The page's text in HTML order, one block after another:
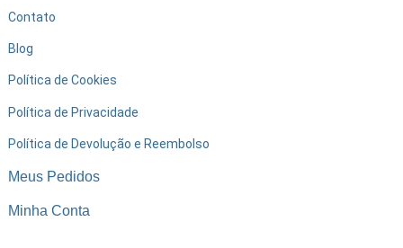
Contato
Blog
Política de Cookies
Política de Privacidade
Política de Devolução e Reembolso
Meus Pedidos
Minha Conta